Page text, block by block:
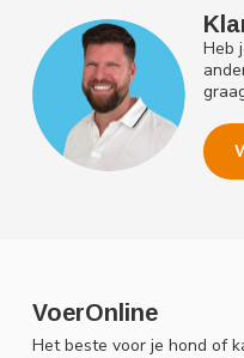
Heb
VoerOnline
Het beste voor je hond of